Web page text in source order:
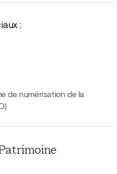
:
de numérisation de la